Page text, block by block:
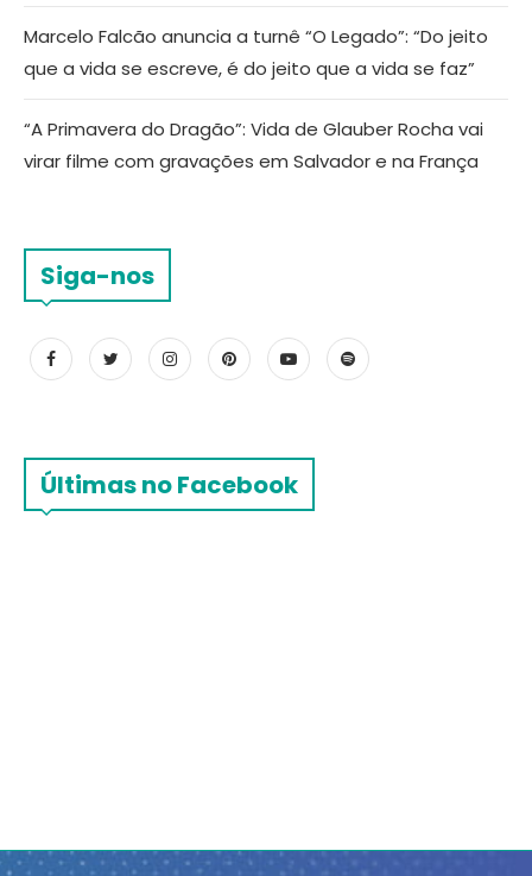
Marcelo Falcão anuncia a turnê “O Legado”: “Do jeito
que a vida se escreve, é do jeito que a vida se faz”
“A Primavera do Dragão”: Vida de Glauber Rocha vai
virar filme com gravações em Salvador e na França
Siga-nos
Últimas no Facebook